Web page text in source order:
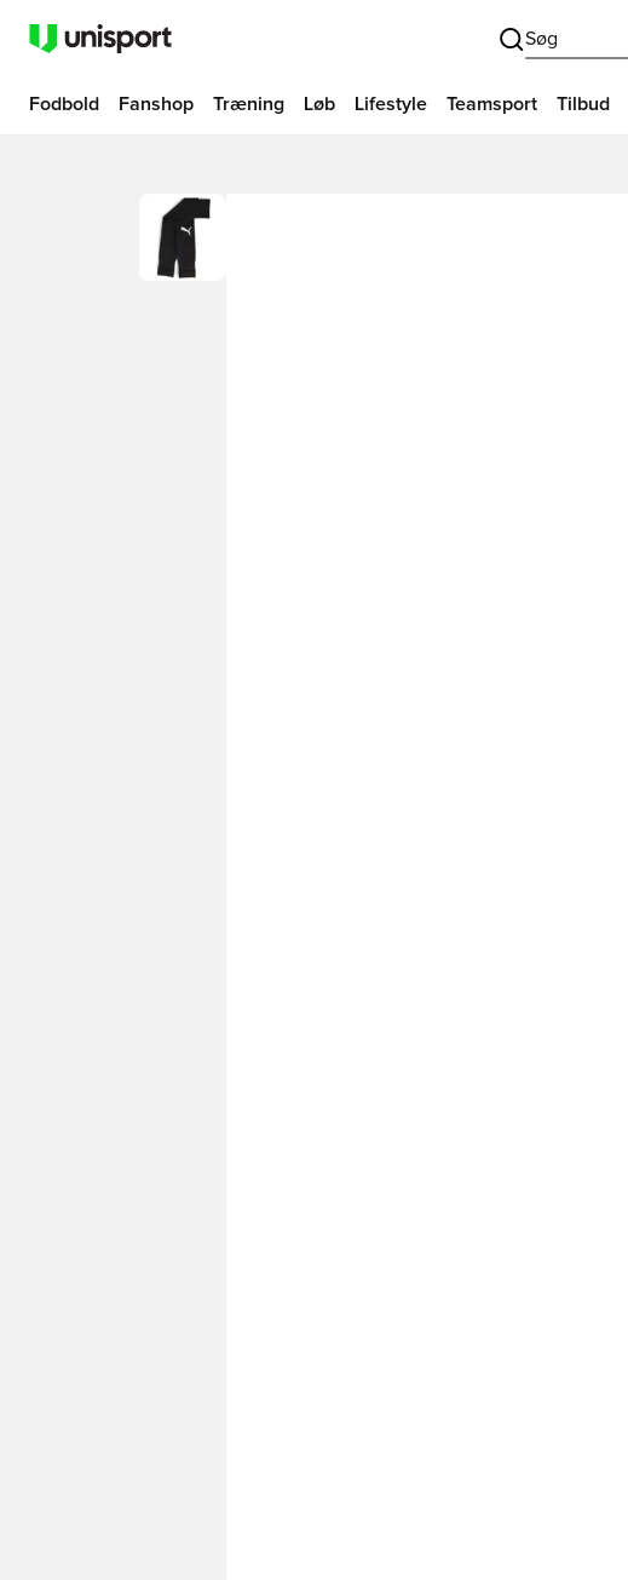
Søg
Fodbold Fanshop Træning Løb Lifestyle Teamsport Tilbud